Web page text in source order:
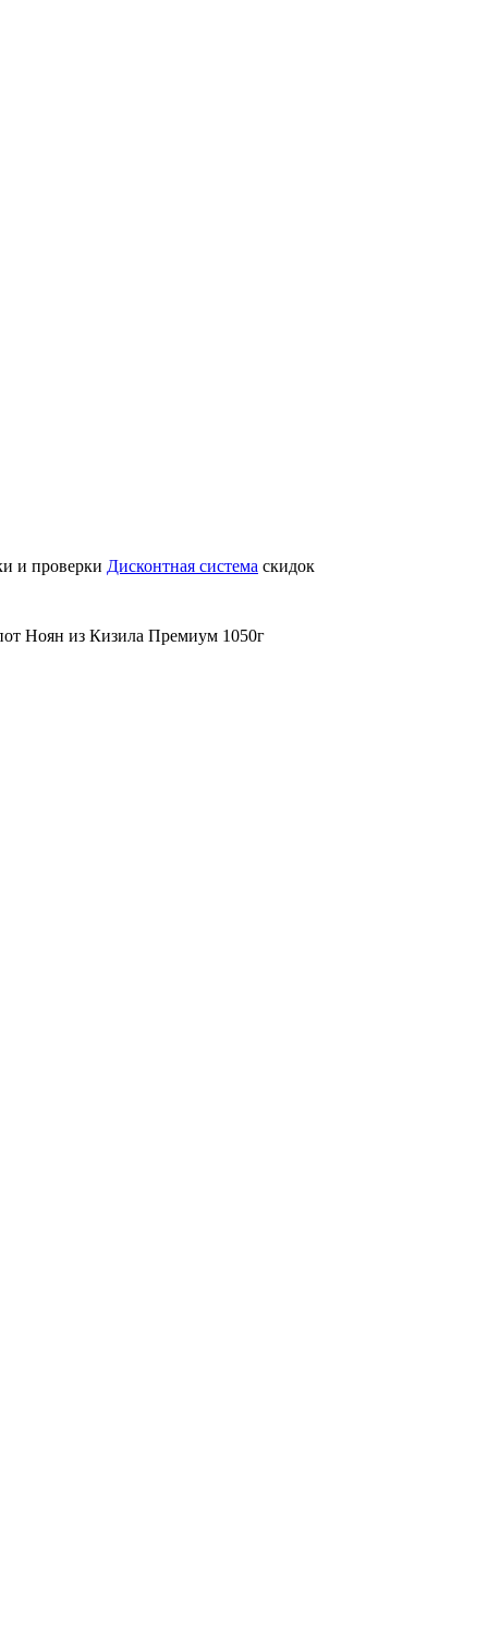
и проверки Дисконтная система скидок
Ноян из Кизила Премиум 1050г